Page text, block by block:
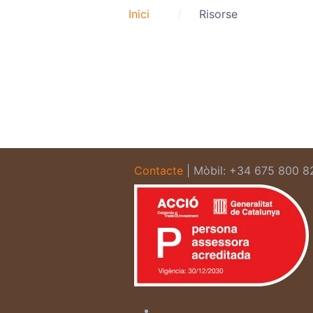
Inici Risorse
Contacte | Mòbil: +34 675 800